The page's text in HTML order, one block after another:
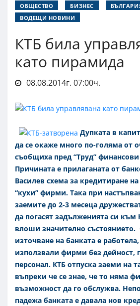
ОБЩЕСТВО БИЗНЕС
ВОДЕЩИ НОВИНИ
КТБ била
като пирамида
08.08.2014г. 07:00ч.
Дупката в
да се окаже много по-голяма от
съобщиха пред “Труд”
Причината е прилаганата от
Василев схема за кредитиране
“кухи” фирми. Така при
заемите до 2-3 месеца
да погасят задълженията си към
влоши значително състоянието.
източване на банката е
използвали фирми без дейност,
персонал. КТБ отпуска заеми на
въпреки че се знае, че то няма
възможност да го обслужва.
падежа банката е давала нов